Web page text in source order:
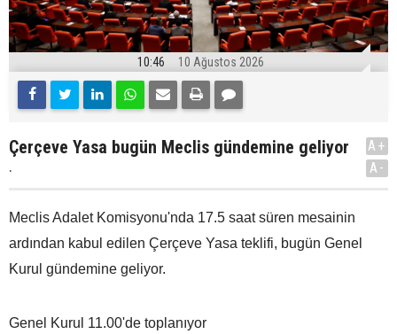
10:46 10 Ağustos 2026
Çerçeve Yasa bugün Meclis gündemine geliyor
.
A+
A-
Meclis Adalet Komisyonu'nda 17.5 saat süren mesainin
ardından kabul edilen Çerçeve Yasa teklifi, bugün Genel
Kurul gündemine geliyor.
Genel Kurul 11.00'de toplanıyor